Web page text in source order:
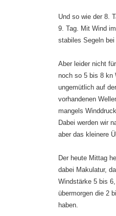
Und so wie der 8.
9. Tag. Mit Wind
stabiles Segeln
Aber leider nicht
noch so 5 bis 8 kn
ungemütlich auf
vorhandenen
mangels
Dabei werden wir
aber das kleinere
Der heute Mittag
dabei Makulatur,
Windstärke 5 bis
übermorgen die 2
haben.